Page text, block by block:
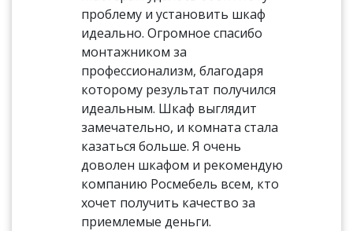
проблему и установить шкаф
идеально. Огромное спасибо
монтажником за
профессионализм, благодаря
которому результат получился
идеальным. Шкаф выглядит
замечательно, и комната стала
казаться больше. Я очень
доволен шкафом и рекомендую
компанию Росмебель всем, кто
хочет получить качество за
приемлемые деньги.